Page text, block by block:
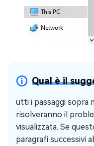
Qual è il
utti i passaggi sopra
risolveranno il
visualizzata. Se
paragrafi successivi